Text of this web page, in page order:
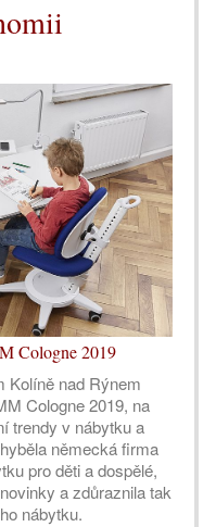
Cologne 2019
Kolíně nad Rýnem
Cologne 2019, na
trendy v nábytku a
německá firma
pro děti a dospělé,
a zdůraznila tak
nábytku.